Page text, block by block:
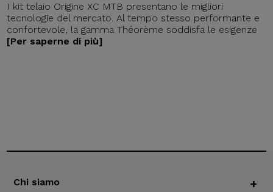
I kit telaio Origine XC MTB presentano le migliori
tecnologie del mercato. Al tempo stesso performante e
confortevole, la gamma Théorème soddisfa le esigenze
[Per saperne di più]
Chi siamo +